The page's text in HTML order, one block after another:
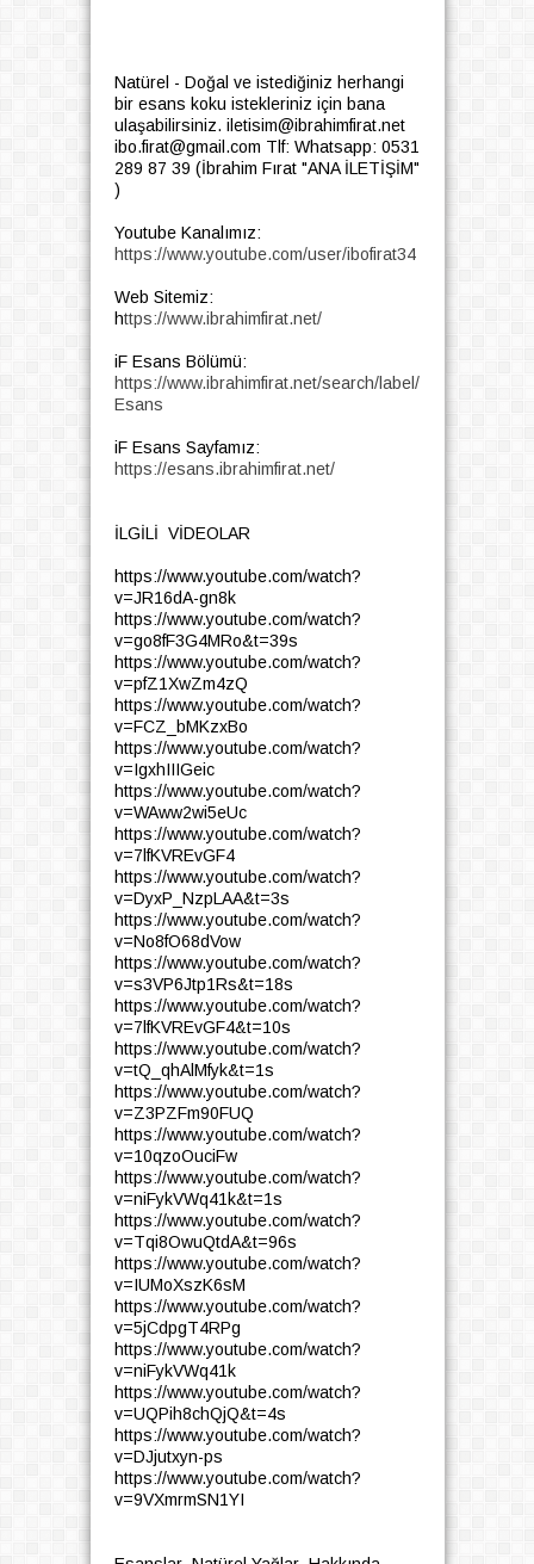
Natürel - Doğal ve istediğiniz herhangi
bir esans koku istekleriniz için bana
ulaşabilirsiniz. iletisim@ibrahimfirat.net
ibo.firat@gmail.com Tlf: Whatsapp: 0531
289 87 39 (İbrahim Fırat "ANA İLETİŞİM"
)
Youtube Kanalımız:
https://www.youtube.com/user/ibofirat34
Web Sitemiz:
https://www.ibrahimfirat.net/
iF Esans Bölümü:
https://www.ibrahimfirat.net/search/label/
Esans
iF Esans Sayfamız:
https://esans.ibrahimfirat.net/
İLGİLİ VİDEOLAR
https://www.youtube.com/watch?
v=JR16dA-gn8k
https://www.youtube.com/watch?
v=go8fF3G4MRo&t=39s
https://www.youtube.com/watch?
v=pfZ1XwZm4zQ
https://www.youtube.com/watch?
v=FCZ_bMKzxBo
https://www.youtube.com/watch?
v=IgxhIIIGeic
https://www.youtube.com/watch?
v=WAww2wi5eUc
https://www.youtube.com/watch?
v=7lfKVREvGF4
https://www.youtube.com/watch?
v=DyxP_NzpLAA&t=3s
https://www.youtube.com/watch?
v=No8fO68dVow
https://www.youtube.com/watch?
v=s3VP6Jtp1Rs&t=18s
https://www.youtube.com/watch?
v=7lfKVREvGF4&t=10s
https://www.youtube.com/watch?
v=tQ_qhAlMfyk&t=1s
https://www.youtube.com/watch?
v=Z3PZFm90FUQ
https://www.youtube.com/watch?
v=10qzoOuciFw
https://www.youtube.com/watch?
v=niFykVWq41k&t=1s
https://www.youtube.com/watch?
v=Tqi8OwuQtdA&t=96s
https://www.youtube.com/watch?
v=IUMoXszK6sM
https://www.youtube.com/watch?
v=5jCdpgT4RPg
https://www.youtube.com/watch?
v=niFykVWq41k
https://www.youtube.com/watch?
v=UQPih8chQjQ&t=4s
https://www.youtube.com/watch?
v=DJjutxyn-ps
https://www.youtube.com/watch?
v=9VXmrmSN1YI